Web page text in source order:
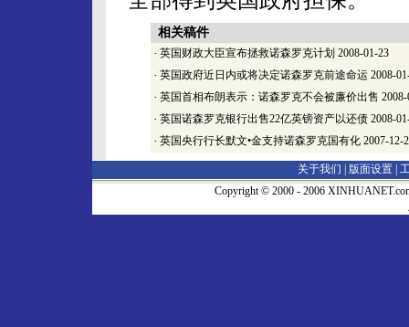
相关稿件
· 英国财政大臣宣布拯救诺森罗克计划 2008-01-23
· 英国政府近日内或将决定诺森罗克前途命运 2008-
· 英国首相布朗表示：诺森罗克不会被廉价出售
· 英国诺森罗克银行出售22亿英镑资产以还债 2008-
· 英国央行行长默文•金支持诺森罗克国有化 2007-12-
关于我们 | 版面设置
Copyright © 2000 - 2006